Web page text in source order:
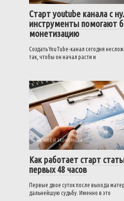
Старт youtube канала с
инструменты помогают
монетизацию
Создать YouTube-канал сегодня
так, чтобы он начал расти и
Бизнес и экономика
Как работает старт
первых 48 часов
Первые двое суток после выхода
дальнейшую судьбу. Именно в это